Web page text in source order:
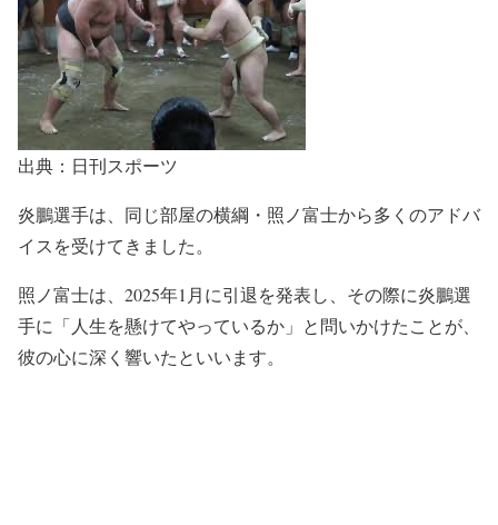
出典：日刊スポーツ
炎鵬選手は、同じ部屋の横綱・照ノ富士から多くのアドバ
イスを受けてきました。
照ノ富士は、2025年1月に引退を発表し、その際に炎鵬選
手に「人生を懸けてやっているか」と問いかけたことが、
彼の心に深く響いたといいます。